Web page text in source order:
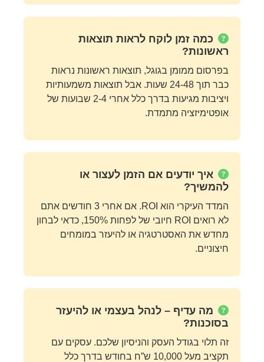
כמה זמן לוקח לראות תוצאות
ראשונות?
בפרסום ממומן בגוגל, תוצאות ראשונות נראות
כבר תוך 24-48 שעות. אבל תוצאות משמעותיות
ויציבות מגיעות בדרך כלל אחרי 2-4 שבועות של
אופטימיזציה מתמדת.
איך יודעים אם הזמן לעצור או
להמשיך?
המדד העיקרי הוא ROI. אם אחרי 3 חודשים אתם
לא רואים ROI חיובי של לפחות 150%, כדאי לבחון
מחדש את האסטרטגיה או להיעזר במומחים
חיצוניים.
מה עדיף – לנהל בעצמי או להיעזר
בסוכנות?
זה תלוי בגודל העסק והניסיון שלכם. עסקים עם
תקציב מעל 10,000 ש”ח בחודש בדרך כלל